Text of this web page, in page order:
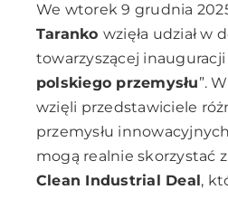
We wtorek 9 grudnia
Taranko wzięła udział w
towarzyszącej inauguracji
polskiego przemysłu”.
wzięli przedstawiciele
przemysłu
mogą realnie skorzystać
Clean Industrial Deal,